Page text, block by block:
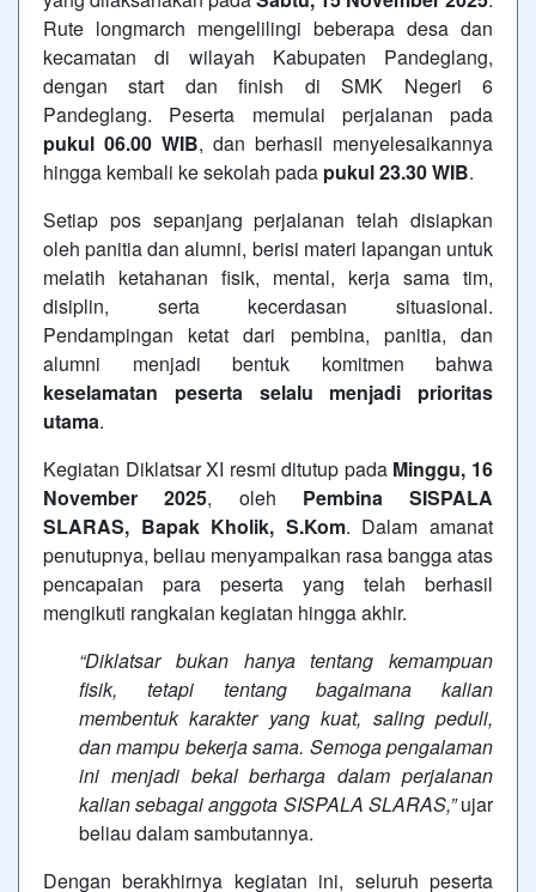
Rute longmarch mengelilingi beberapa desa dan
kecamatan di wilayah Kabupaten Pandeglang,
dengan start dan finish di SMK Negeri 6
Pandeglang. Peserta memulai perjalanan pada
pukul 06.00 WIB, dan berhasil menyelesaikannya
hingga kembali ke sekolah pada pukul 23.30 WIB.
Setiap pos sepanjang perjalanan telah disiapkan
oleh panitia dan alumni, berisi materi lapangan untuk
melatih ketahanan fisik, mental, kerja sama tim,
disiplin, serta kecerdasan situasional.
Pendampingan ketat dari pembina, panitia, dan
alumni menjadi bentuk komitmen bahwa
keselamatan peserta selalu menjadi prioritas
utama.
Kegiatan Diklatsar XI resmi ditutup padaMinggu, 16
November 2025, oleh Pembina SISPALA
SLARAS, Bapak Kholik, S.Kom. Dalam amanat
penutupnya, beliau menyampaikan rasa bangga atas
pencapaian para peserta yang telah berhasil
mengikuti rangkaian kegiatan hingga akhir.
“Diklatsar bukan hanya tentang kemampuan
fisik, tetapi tentang bagaimana kalian
membentuk karakter yang kuat, saling peduli,
dan mampu bekerja sama. Semoga pengalaman
ini menjadi bekal berharga dalam perjalanan
kalian sebagai anggota SISPALA SLARAS,”ujar
beliau dalam sambutannya.
Dengan berakhirnya kegiatan ini, seluruh peserta